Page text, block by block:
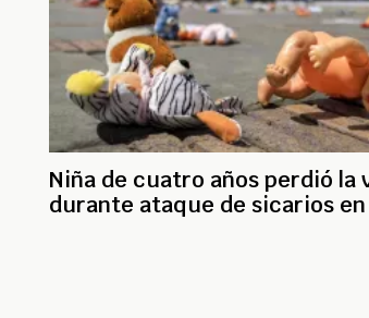
Niña de cuatro años perdió la
durante ataque de sicarios